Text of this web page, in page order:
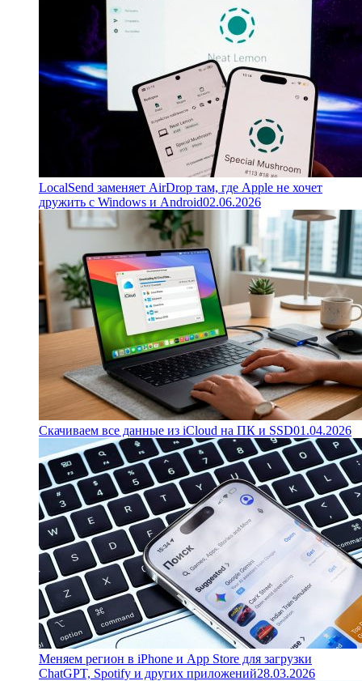
LocalSend заменяет AirDrop там, где Apple не хочет
дружить с Windows и Android02.06.2026
Скачиваем все данные из iCloud на ПК и SSD01.04.2026
Меняем регион в iPhone и App Store для загрузки
ChatGPT, Spotify и других приложений28.03.2026